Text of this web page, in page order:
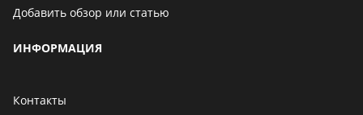
Добавить обзор или статью
ИНФОРМАЦИЯ
Контакты